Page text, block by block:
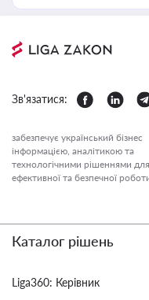
Зв'язатися:
забезпечує український бізнес
інформацією, аналітикою та
технологічними рішеннями для
ефективної та безпечної
Каталог рішень
Liga360: Керівник